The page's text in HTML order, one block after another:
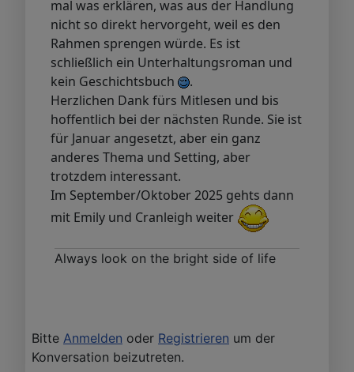
mal was erklären, was aus der Handlung
nicht so direkt hervorgeht, weil es den
Rahmen sprengen würde. Es ist
schließlich ein Unterhaltungsroman und
kein Geschichtsbuch
.
Herzlichen Dank fürs Mitlesen und bis
hoffentlich bei der nächsten Runde. Sie ist
für Januar angesetzt, aber ein ganz
anderes Thema und Setting, aber
trotzdem interessant.
Im September/Oktober 2025 gehts dann
mit Emily und Cranleigh weiter
Always look on the bright side of life
Bitte Anmelden oder Registrieren um der
Konversation beizutreten.